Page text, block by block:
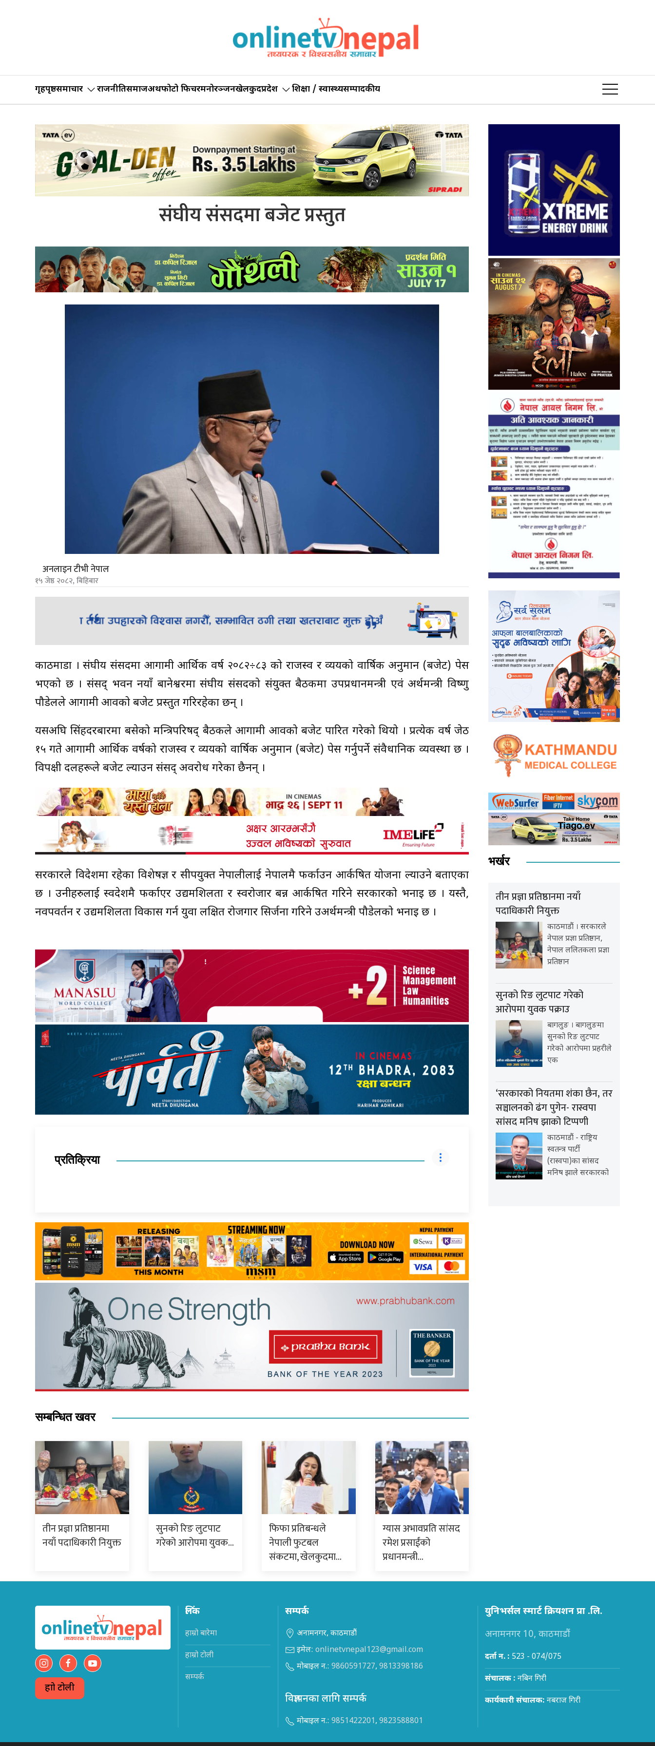
गृहपृष्ठसमाचार राजनीतिसमाजअर्थफोटो फिचरमनोरञ्जनखेलकुदप्रदेश शिक्षा / स्वास्थ्यसम्पादकीय
संघीय संसदमा बजेट प्रस्तुत
अनलाइन टीभी नेपाल
१५ जेष्ठ २०८२, बिहिबार
काठमाडौं । संघीय संसदमा आगामी आर्थिक वर्ष २०८२÷८३ को राजस्व र व्ययको वार्षिक अनुमान (बजेट) पेस
भएको छ । संसद् भवन नयाँ बानेश्वरमा संघीय संसदको संयुक्त बैठकमा उपप्रधानमन्त्री एवं अर्थमन्त्री विष्णु
पौडेलले आगामी आवको बजेट प्रस्तुत गरिरहेका छन् ।
यसअघि सिंहदरबारमा बसेको मन्त्रिपरिषद् बैठकले आगामी आवको बजेट पारित गरेको थियो । प्रत्येक वर्ष जेठ
१५ गते आगामी आर्थिक वर्षको राजस्व र व्ययको वार्षिक अनुमान (बजेट) पेस गर्नुपर्ने संवैधानिक व्यवस्था छ ।
विपक्षी दलहरूले बजेट ल्याउन संसद् अवरोध गरेका छैनन् ।
सरकारले विदेशमा रहेका विशेषज्ञ र सीपयुक्त नेपालीलाई नेपालमै फर्काउन आर्कषित योजना ल्याउने बताएका
छ । उनीहरुलाई स्वदेशमै फर्काएर उद्यमशिलता र स्वरोजार बन्न आर्कषित गरिने सरकारको भनाइ छ । यस्तै,
नवपवर्तन र उद्यमशिलता विकास गर्न युवा लक्षित रोजगार सिर्जना गरिने उअर्थमन्त्री पौडेलको भनाइ छ ।
प्रतिक्रिया
सम्बन्धित खवर
तीन प्रज्ञा प्रतिष्ठानमा
नयाँ पदाधिकारी नियुक्त
सुनको रिङ लुटपाट
गरेको आरोपमा युवक…
फिफा प्रतिबन्धले
नेपाली फुटबल
संकटमा, खेलकुदमा…
ग्यास अभावप्रति सांसद
रमेश प्रसाईंको
प्रधानमन्त्री…
भर्खर
तीन प्रज्ञा प्रतिष्ठानमा नयाँ
पदाधिकारी नियुक्त
काठमाडौं । सरकारले
नेपाल प्रज्ञा प्रतिष्ठान,
नेपाल ललितकला प्रज्ञा
प्रतिष्ठान
सुनको रिङ लुटपाट गरेको
आरोपमा युवक पक्राउ
बागलुङ । बागलुङमा
सुनको रिङ लुटपाट
गरेको आरोपमा प्रहरीले
एक
‘सरकारको नियतमा शंका छैन, तर
सञ्चालनको ढंग पुगेन- रास्वपा
सांसद मनिष झाको टिप्पणी
काठमाडौं - राष्ट्रिय
स्वतन्त्र पार्टी
(रास्वपा)का सांसद
मनिष झाले सरकारको
हाम्रो टोली
लिंक
हाम्रो बारेमा
हाम्रो टोली
सम्पर्क
सम्पर्क
अनामनगर, काठमाडौं
इमेल: onlinetvnepal123@gmail.com
मोबाइल न.: 9860591727, 9813398186
विज्ञापनका लागि सम्पर्क
मोबाइल न.: 9851422201, 9823588801
युनिभर्सल स्मार्ट क्रियशन प्रा .लि.
अनामनगर 10, काठमाडौं
दर्ता न. : 523 - 074/075
संचालक : नबिन गिरी
कार्यकारी संचालक: नबराज गिरी